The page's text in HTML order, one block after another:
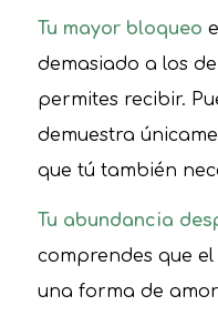
Tu mayor bloqueo
demasiado a los
permites recibir.
demuestra
que tú también
Tu abundancia
comprendes que
una forma de